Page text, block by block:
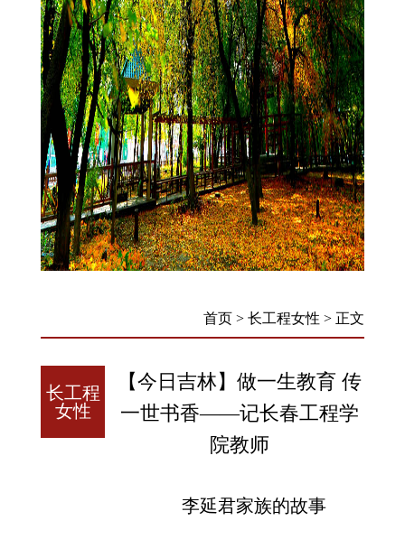
首页 > 长工程女性 > 正文
长工程
女性
【今日吉林】做一生教育 传
一世书香——记长春工程学
院教师
李延君家族的故事